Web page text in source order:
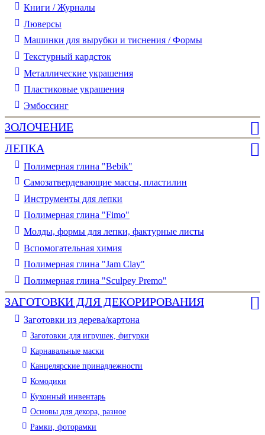
Книги / Журналы
Люверсы
Машинки для вырубки и тиснения / Формы
Текстурный кардсток
Металлические украшения
Пластиковые украшения
Эмбоссинг
ЗОЛОЧЕНИЕ
ЛЕПКА
Полимерная глина "Bebik"
Самозатвердевающие массы, пластилин
Инструменты для лепки
Полимерная глина "Fimo"
Молды, формы для лепки, фактурные листы
Вспомогательная химия
Полимерная глина "Jam Clay"
Полимерная глина "Sculpey Premo"
ЗАГОТОВКИ ДЛЯ ДЕКОРИРОВАНИЯ
Заготовки из дерева/картона
Заготовки для игрушек, фигурки
Карнавальные маски
Канцелярские принадлежности
Комодики
Кухонный инвентарь
Основы для декора, разное
Рамки, фоторамки